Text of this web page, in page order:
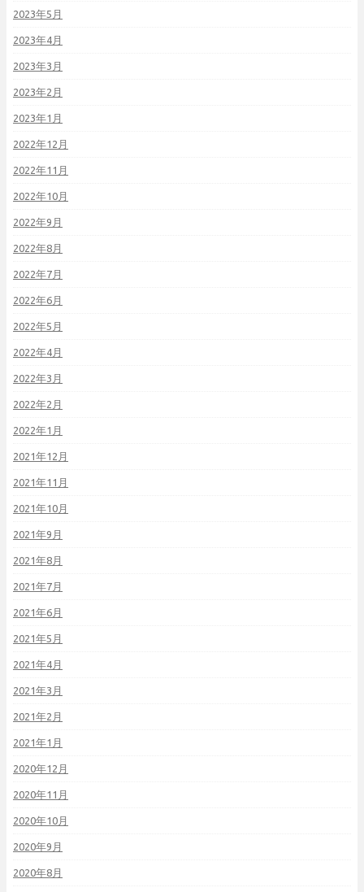
2023年5月
2023年4月
2023年3月
2023年2月
2023年1月
2022年12月
2022年11月
2022年10月
2022年9月
2022年8月
2022年7月
2022年6月
2022年5月
2022年4月
2022年3月
2022年2月
2022年1月
2021年12月
2021年11月
2021年10月
2021年9月
2021年8月
2021年7月
2021年6月
2021年5月
2021年4月
2021年3月
2021年2月
2021年1月
2020年12月
2020年11月
2020年10月
2020年9月
2020年8月